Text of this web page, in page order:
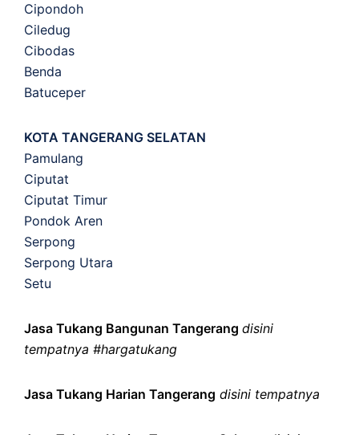
Cipondoh
Ciledug
Cibodas
Benda
Batuceper
KOTA TANGERANG SELATAN
Pamulang
Ciputat
Ciputat Timur
Pondok Aren
Serpong
Serpong Utara
Setu
Jasa Tukang Bangunan Tangerang disini
tempatnya #hargatukang
Jasa Tukang Harian Tangerang disini tempatnya